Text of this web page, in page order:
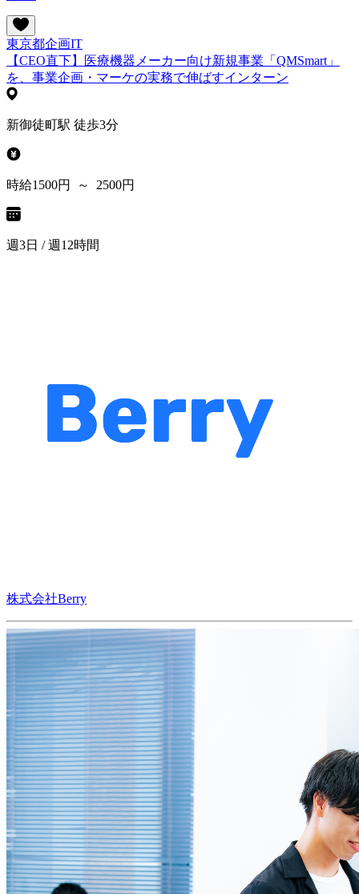
東京都企画IT
【CEO直下】医療機器メーカー向け新規事業「QMSmart」
を、事業企画・マーケの実務で伸ばすインターン
新御徒町駅 徒歩3分
時給1500円 ～ 2500円
週3日 / 週12時間
株式会社Berry